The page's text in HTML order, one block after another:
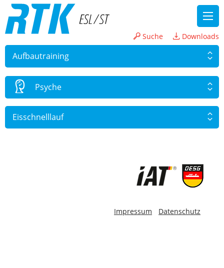
Suche Downloads
Aufbau­training
Psyche
Eisschnelllauf
Impressum Datenschutz